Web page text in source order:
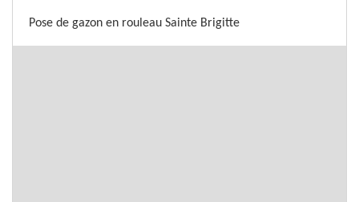
Pose de gazon en rouleau Sainte Brigitte